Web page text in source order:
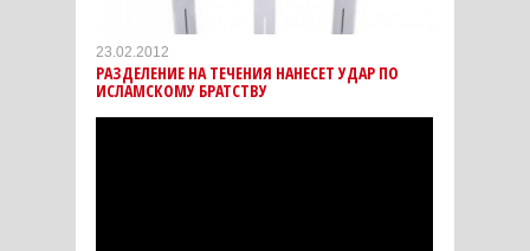
23.02.2012
РАЗДЕЛЕНИЕ НА ТЕЧЕНИЯ НАНЕСЕТ УДАР ПО
ИСЛАМСКОМУ БРАТСТВУ